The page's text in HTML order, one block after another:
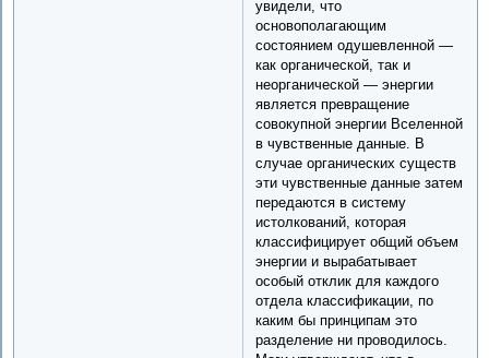
увидели, что
основополагающим
состоянием одушевленной —
как органической, так и
неорганической — энергии
является превращение
совокупной энергии Вселенной
в чувственные данные. В
случае органических существ
эти чувственные данные затем
передаются в систему
истолкований, которая
классифицирует общий объем
энергии и вырабатывает
особый отклик для каждого
отдела классификации, по
каким бы принципам это
разделение ни проводилось.